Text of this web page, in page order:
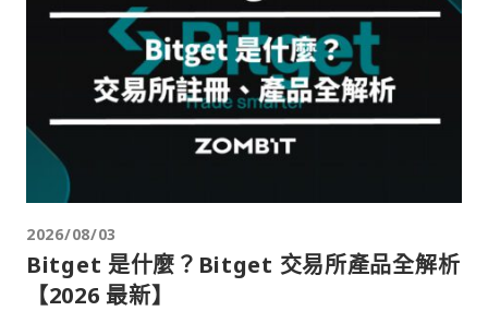
2026/08/03
Bitget 是什麼？Bitget 交易所產品全解析
【2026 最新】